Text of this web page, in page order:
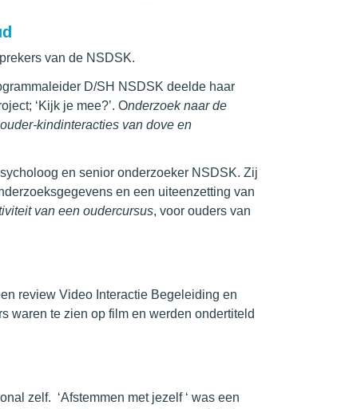
van de NSDSK.
D/SH NSDSK deelde haar
‘Kijk je mee?’. Onderzoek naar de
kindinteracties van dove en
en senior onderzoeker NSDSK. Zij
en een uiteenzetting van
van een oudercursus, voor ouders van
review Video Interactie Begeleiding en
waren te zien op film en werden ondertiteld
zelf. ‘Afstemmen met jezelf ‘ was een